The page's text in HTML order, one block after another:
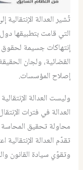
تُشير العدالة
التي قامت بتطبيقها
إنتهاكات جسيمة لحقوق
القضائية، ولجان
إصلاح المؤسسات.
وليست العدالة
العدالة في فترات
محاولة تحقيق
تقدّم العدالة
وتقوّي سيادة القانون